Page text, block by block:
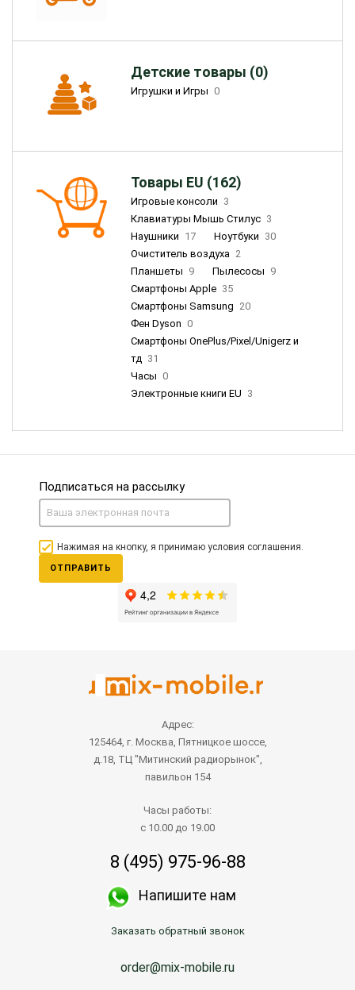
Детские товары (0)
Игрушки и Игры 0
Товары EU (162)
Игровые консоли 3
Клавиатуры Мышь Стилус 3
Наушники 17 Ноутбуки 30
Очиститель воздуха 2
Планшеты 9 Пылесосы 9
Смартфоны Apple 35
Смартфоны Samsung 20
Фен Dyson 0
Смартфоны OnePlus/Pixel/Unigerz и
тд 31
Часы 0
Электронные книги EU 3
Подписаться на рассылку
Нажимая на кнопку, я принимаю условия соглашения.
ОТПРАВИТЬ
Адрес:
125464, г. Москва, Пятницкое шоссе,
д.18, ТЦ "Митинский радиорынок",
павильон 154
Часы работы:
с 10.00 до 19.00
8 (495) 975-96-88
Напишите нам
Заказать обратный звонок
order@mix-mobile.ru